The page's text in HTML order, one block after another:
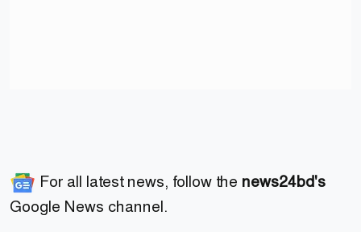
For all latest news, follow the news24bd's
Google News channel.